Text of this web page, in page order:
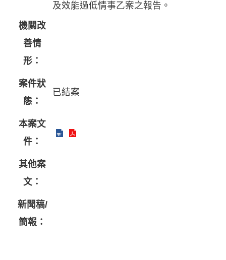
及效能過低情事乙案之報告。
機關改
善情
形：
案件狀
態：
已結案
本案文
件：
其他案
文：
新聞稿/
簡報：